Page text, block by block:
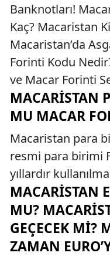
Banknotları!
Kaç? Macaristan
Macaristan’da
Forinti Kodu
ve Macar Forinti
MACARISTAN
MU MACAR
Macaristan para
resmi para birimi
yıllardır
MACARISTAN
MU?
GEÇECEK MI?
ZAMAN